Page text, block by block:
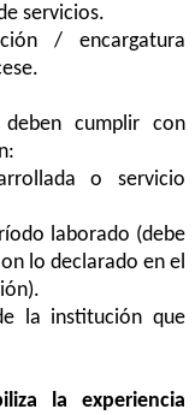
servicios.
/ encargatura
deben cumplir con
o servicio
laborado (debe
lo declarado en el
la institución que
la experiencia